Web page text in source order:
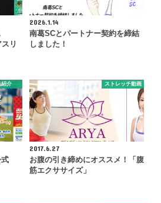
リ
2026.1.14
南葛SCとパートナー契約を締結
しました！
紹介 ストレッチ動画
2017.6.27
お腹の引き締めにオススメ！「腹
筋エクササイズ」